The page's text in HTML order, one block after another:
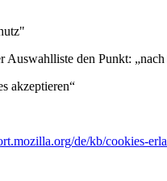
den Punkt:
akzeptieren“
de/kb/cookies-